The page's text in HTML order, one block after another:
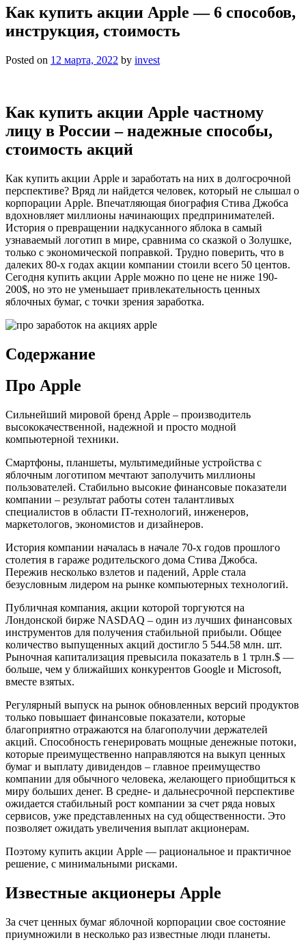
Как купить акции Apple — 6 способов,
инструкция, стоимость
Posted on 12 марта, 2022 by invest
Как купить акции Apple частному
лицу в России – надежные способы,
стоимость акций
Как купить акции Apple и заработать на них в долгосрочной
перспективе? Вряд ли найдется человек, который не слышал о
корпорации Apple. Впечатляющая биография Стива Джобса
вдохновляет миллионы начинающих предпринимателей.
История о превращении надкусанного яблока в самый
узнаваемый логотип в мире, сравнима со сказкой о Золушке,
только с экономической поправкой. Трудно поверить, что в
далеких 80-х годах акции компании стоили всего 50 центов.
Сегодня купить акции Apple можно по цене не ниже 190-
200$, но это не уменьшает привлекательность ценных
яблочных бумаг, с точки зрения заработка.
Содержание
Про Apple
Сильнейший мировой бренд Apple – производитель
высококачественной, надежной и просто модной
компьютерной техники.
Смартфоны, планшеты, мультимедийные устройства с
яблочным логотипом мечтают заполучить миллионы
пользователей. Стабильно высокие финансовые показатели
компании – результат работы сотен талантливых
специалистов в области IT-технологий, инженеров,
маркетологов, экономистов и дизайнеров.
История компании началась в начале 70-х годов прошлого
столетия в гараже родительского дома Стива Джобса.
Пережив несколько взлетов и падений, Apple стала
безусловным лидером на рынке компьютерных технологий.
Публичная компания, акции которой торгуются на
Лондонской бирже NASDAQ – один из лучших финансовых
инструментов для получения стабильной прибыли. Общее
количество выпущенных акций достигло 5 544.58 млн. шт.
Рыночная капитализация превысила показатель в 1 трлн.$ —
больше, чем у ближайших конкурентов Google и Microsoft,
вместе взятых.
Регулярный выпуск на рынок обновленных версий продуктов
только повышает финансовые показатели, которые
благоприятно отражаются на благополучии держателей
акций. Способность генерировать мощные денежные потоки,
которые преимущественно направляются на выкуп ценных
бумаг и выплату дивидендов – главное преимущество
компании для обычного человека, желающего приобщиться к
миру больших денег. В средне- и дальнесрочной перспективе
ожидается стабильный рост компании за счет ряда новых
сервисов, уже представленных на суд общественности. Это
позволяет ожидать увеличения выплат акционерам.
Поэтому купить акции Apple — рациональное и практичное
решение, с минимальными рисками.
Известные акционеры Apple
За счет ценных бумаг яблочной корпорации свое состояние
приумножили в несколько раз известные люди планеты.